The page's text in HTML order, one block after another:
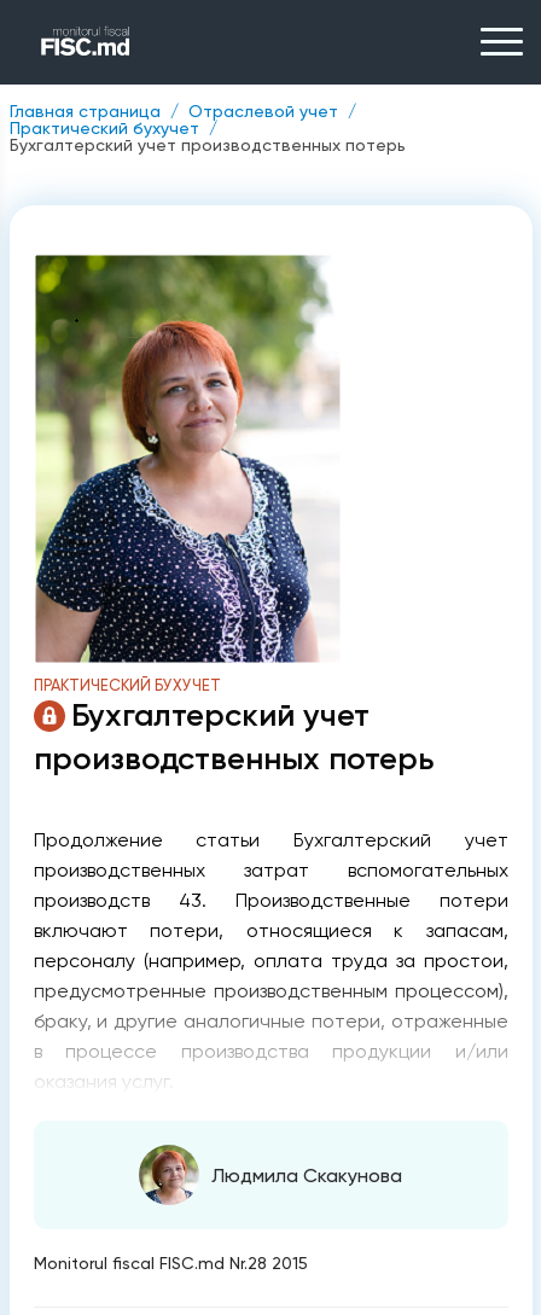
Главная страница
Отраслевой учет
Практический бухучет
Бухгалтерский учет производственных потерь
ПРАКТИЧЕСКИЙ БУХУЧЕТ
Бухгалтерский учет
производственных потерь
Продолжение статьи Бухгалтерский учет
производственных затрат вспомогательных
производств 43. Производственные потери
включают потери, относящиеся к запасам,
персоналу (например, оплата труда за простои,
предусмотренные производственным процессом),
браку, и другие аналогичные потери, отраженные
в процессе производства продукции и/или
оказания услуг.
Людмила Скакунова
Monitorul fiscal FISC.md Nr.28 2015